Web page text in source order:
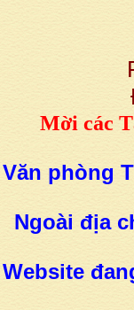
Mời các
Văn phòng
Ngoài địa
Website